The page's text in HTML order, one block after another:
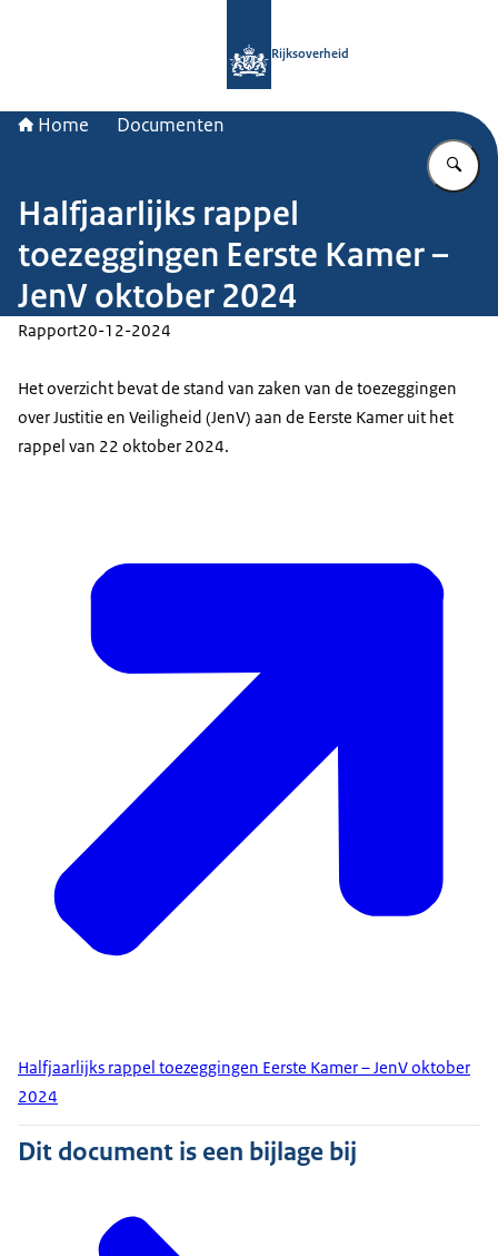
Rijksoverheid
Home Documenten
Halfjaarlijks rappel
toezeggingen Eerste Kamer –
JenV oktober 2024
Rapport20-12-2024
Het overzicht bevat de stand van zaken van de toezeggingen
over Justitie en Veiligheid (JenV) aan de Eerste Kamer uit het
rappel van 22 oktober 2024.
Halfjaarlijks rappel toezeggingen Eerste Kamer – JenV oktober
2024
Dit document is een bijlage bij